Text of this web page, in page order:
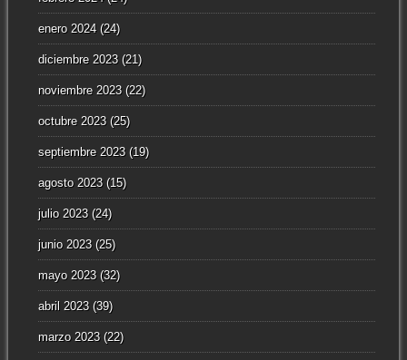
enero 2024(24)
diciembre 2023(21)
noviembre 2023(22)
octubre 2023(25)
septiembre 2023(19)
agosto 2023(15)
julio 2023(24)
junio 2023(25)
mayo 2023(32)
abril 2023(39)
marzo 2023(22)